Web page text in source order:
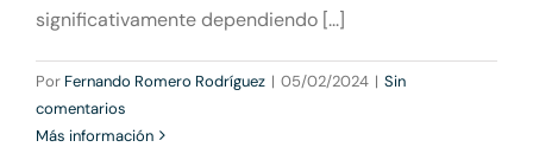
significativamente dependiendo [...]
Por Fernando Romero Rodríguez | 05/02/2024 | Sin
comentarios
Más información